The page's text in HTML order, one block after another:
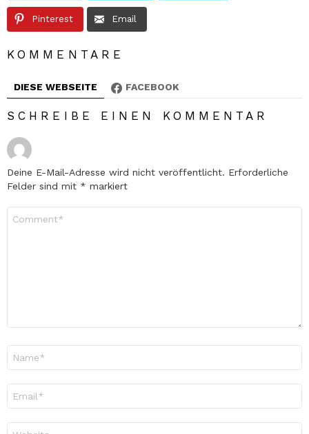
Pinterest Email
KOMMENTARE
DIESE WEBSEITE FACEBOOK
SCHREIBE EINEN KOMMENTAR
Deine E-Mail-Adresse wird nicht veröffentlicht. Erforderliche
Felder sind mit * markiert
Mail-
Adresse
*